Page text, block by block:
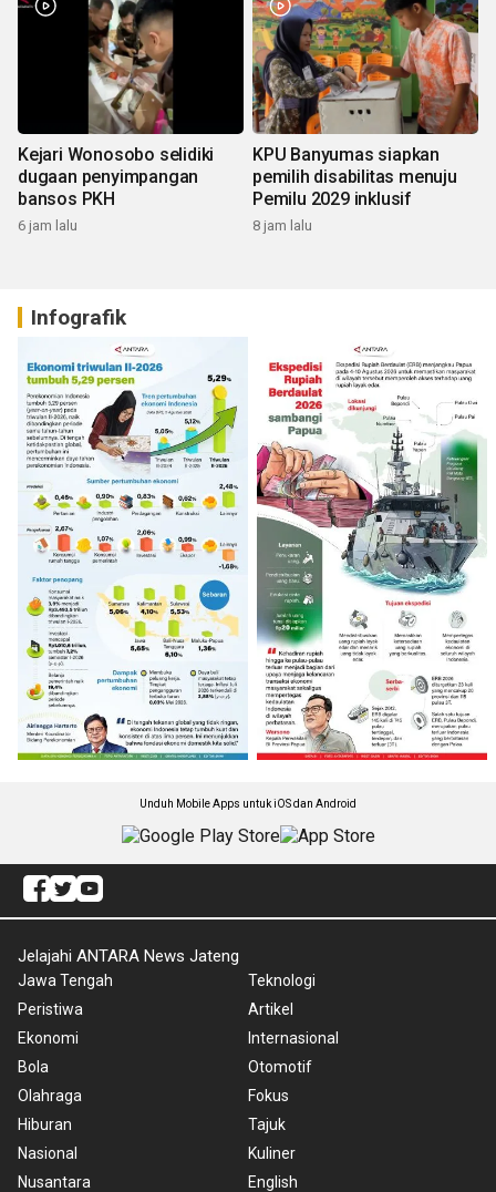
Kejari Wonosobo selidiki
dugaan penyimpangan
bansos PKH
6 jam lalu
KPU Banyumas siapkan
pemilih disabilitas menuju
Pemilu 2029 inklusif
8 jam lalu
Infografik
Unduh Mobile Apps untuk iOS dan Android
Jelajahi ANTARA News Jateng
Jawa Tengah
Peristiwa
Ekonomi
Bola
Olahraga
Hiburan
Nasional
Nusantara
Teknologi
Artikel
Internasional
Otomotif
Fokus
Tajuk
Kuliner
English